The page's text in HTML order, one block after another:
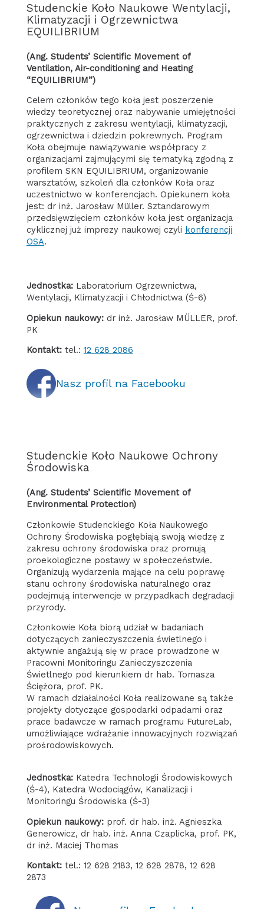
Studenckie Koło Naukowe Wentylacji,
Klimatyzacji i Ogrzewnictwa
EQUILIBRIUM
(ang. Students’ Scientific Movement of
Ventilation, Air-conditioning and Heating
“EQUILIBRIUM”)
Celem członków tego koła jest poszerzenie
wiedzy teoretycznej oraz nabywanie umiejętności
praktycznych z zakresu wentylacji, klimatyzacji,
ogrzewnictwa i dziedzin pokrewnych. Program
Koła obejmuje nawiązywanie współpracy z
organizacjami zajmującymi się tematyką zgodną z
profilem SKN EQUILIBRIUM, organizowanie
warsztatów, szkoleń dla członków Koła oraz
uczestnictwo w konferencjach. Opiekunem koła
jest: dr inż. Jarosław Müller. Sztandarowym
przedsięwzięciem członków koła jest organizacja
cyklicznej już imprezy naukowej czyli konferencji
OSA.
Jednostka:Laboratorium Ogrzewnictwa,
Wentylacji, Klimatyzacji i Chłodnictwa (Ś-6)
Opiekun naukowy:dr inż. Jarosław MÜLLER, prof.
PK
Kontakt:tel.: 12 628 2086
Nasz profil na Facebooku
Studenckie Koło Naukowe Ochrony
Środowiska
(ang. Students’ Scientific Movement of
Environmental Protection)
Członkowie Studenckiego Koła Naukowego
Ochrony Środowiska pogłębiają swoją wiedzę z
zakresu ochrony środowiska oraz promują
proekologiczne postawy w społeczeństwie.
Organizują wydarzenia mające na celu poprawę
stanu ochrony środowiska naturalnego oraz
podejmują interwencje w przypadkach degradacji
przyrody.
Członkowie Koła biorą udział w badaniach
dotyczących zanieczyszczenia świetlnego i
aktywnie angażują się w prace prowadzone w
Pracowni Monitoringu Zanieczyszczenia
Świetlnego pod kierunkiem dr hab. Tomasza
Ściężora, prof. PK.
W ramach działalności Koła realizowane są także
projekty dotyczące gospodarki odpadami oraz
prace badawcze w ramach programu FutureLab,
umożliwiające wdrażanie innowacyjnych rozwiązań
prośrodowiskowych.
Jednostka:Katedra Technologii Środowiskowych
(Ś-4), Katedra Wodociągów, Kanalizacji i
Monitoringu Środowiska (Ś-3)
Opiekun naukowy: prof. dr hab. inż. Agnieszka
Generowicz, dr hab. inż. Anna Czaplicka, prof. PK,
dr inż. Maciej Thomas
Kontakt: tel.: 12 628 2183, 12 628 2878, 12 628
2873